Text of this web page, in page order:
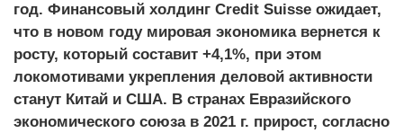
год. Финансовый холдинг Credit Suisse ожидает,
что в новом году мировая экономика вернется к
росту, который составит +4,1%, при этом
локомотивами укрепления деловой активности
станут Китай и США. В странах Евразийского
экономического союза в 2021 г. прирост, согласно